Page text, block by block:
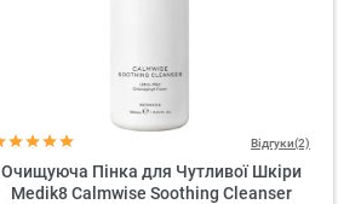
Відгуки(2)
Очищуюча Пінка для Чутливої Шкіри
Medik8 Calmwise Soothing Cleanser